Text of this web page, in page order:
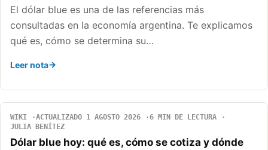
El dólar blue es una de las referencias más
consultadas en la economía argentina. Te explicamos
qué es, cómo se determina su…
Leer nota
WIKI ACTUALIZADO 1 AGOSTO 2026
6 MIN DE LECTURA
JULIA BENÍTEZ
Dólar blue hoy: qué es, cómo se cotiza y dónde